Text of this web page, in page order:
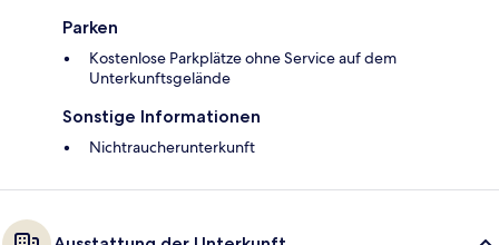
Parken
Kostenlose Parkplätze ohne Service auf dem
Unterkunftsgelände
Sonstige Informationen
Nichtraucherunterkunft